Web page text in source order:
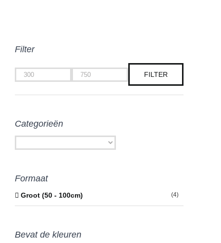
Filter
Min.
Max.
FILTER
Categorieën
Formaat
Groot (50 - 100cm) (4)
Bevat de kleuren